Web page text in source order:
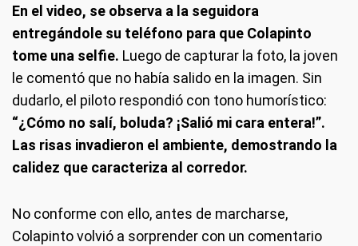
En el video, se observa a la seguidora
entregándole su teléfono para que Colapinto
tome una selfie. Luego de capturar la foto, la joven
le comentó que no había salido en la imagen. Sin
dudarlo, el piloto respondió con tono humorístico:
“¿Cómo no salí, boluda? ¡Salió mi cara entera!”.
Las risas invadieron el ambiente, demostrando la
calidez que caracteriza al corredor.
No conforme con ello, antes de marcharse,
Colapinto volvió a sorprender con un comentario